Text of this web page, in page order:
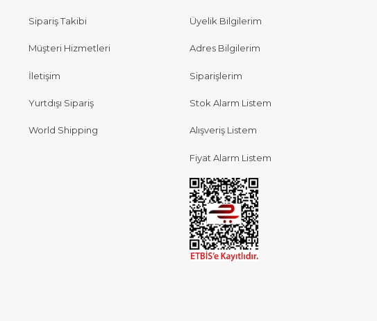
Sipariş Takibi
Müşteri Hizmetleri
İletişim
Yurtdışı Sipariş
World Shipping
Üyelik Bilgilerim
Adres Bilgilerim
Siparişlerim
Stok Alarm Listem
Alışveriş Listem
Fiyat Alarm Listem